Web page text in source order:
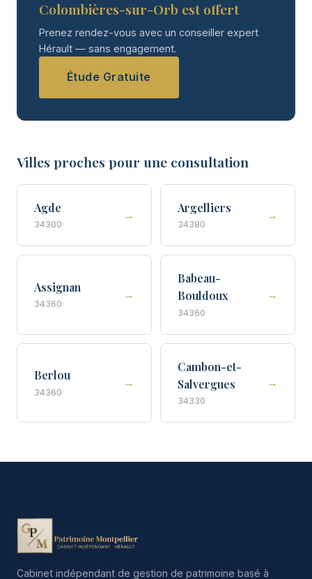
Colombières-sur-Orb est offert
Prenez rendez-vous avec un conseiller expert
Hérault — sans engagement.
Étude Gratuite
Villes proches pour une consultation
Agde
34300
→
Argelliers
34380
→
Assignan
34360
→
Babeau-
Bouldoux
34360
→
Berlou
34360
→
Cambon-et-
Salvergues
34330
→
Cabinet indépendant de gestion de patrimoine basé à